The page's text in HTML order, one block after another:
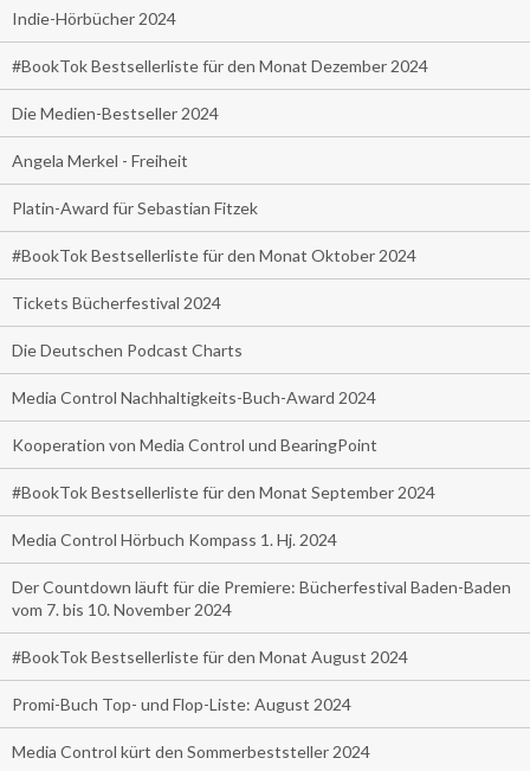
Indie-Hörbücher 2024
#BookTok Bestsellerliste für den Monat Dezember 2024
Die Medien-Bestseller 2024
Angela Merkel - Freiheit
Platin-Award für Sebastian Fitzek
#BookTok Bestsellerliste für den Monat Oktober 2024
Tickets Bücherfestival 2024
Die Deutschen Podcast Charts
Media Control Nachhaltigkeits-Buch-Award 2024
Kooperation von Media Control und BearingPoint
#BookTok Bestsellerliste für den Monat September 2024
Media Control Hörbuch Kompass 1. Hj. 2024
Der Countdown läuft für die Premiere: Bücherfestival Baden-Baden
vom 7. bis 10. November 2024
#BookTok Bestsellerliste für den Monat August 2024
Promi-Buch Top- und Flop-Liste: August 2024
Media Control kürt den Sommerbeststeller 2024